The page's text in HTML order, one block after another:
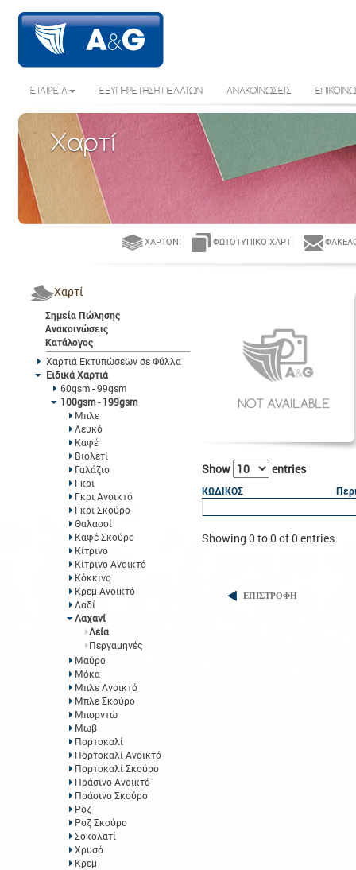
ΕΤΑΙΡΕΙΑ ΕΞΥΠΗΡΕΤΗΣΗ ΠΕΛΑΤΩΝ ΑΝΑΚΟΙΝΩΣΕΙΣ
Χαρτί
ΧΑΡΤΌΝΙ ΦΩΤΟΤΥΠΙΚΌ ΧΑΡΤΊ
Χαρτί
Σημεία Πώλησης
Ανακοινώσεις
Κατάλογος
Χαρτιά Εκτυπώσεων σε Φύλλα
Ειδικά Χαρτιά
60gsm - 99gsm
100gsm - 199gsm
Μπλε
Λευκό
Καφέ
Βιολετί
Γαλάζιο
Γκρι
Γκρι Ανοικτό
Γκρι Σκούρο
Θαλασσί
Καφέ Σκούρο
Κίτρινο
Κίτρινο Ανοικτό
Κόκκινο
Κρεμ Ανοικτό
Λαδί
Λαχανί
Λεία
Περγαμηνές
Μαύρο
Μόκα
Μπλε Ανοικτό
Μπλε Σκούρο
Μπορντώ
Μωβ
Πορτοκαλί
Πορτοκαλί Ανοικτό
Πορτοκαλί Σκούρο
Πράσινο Ανοικτό
Πράσινο Σκούρο
Ροζ
Ροζ Σκούρο
Σοκολατί
Χρυσό
Κρεμ
Show entries
ΚΩΔΙΚΟΣ
Showing 0 to 0 of 0 entries
ΕΠΙΣΤΡΟΦΗ